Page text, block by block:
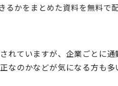
れていますが、企業ごとに
なのかなどが気になる方も多